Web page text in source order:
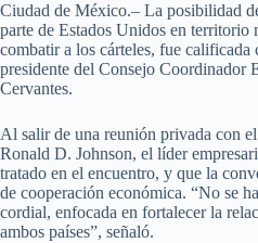
Ciudad de México.– La posibilidad
parte de Estados Unidos en territorio
combatir a los cárteles, fue calificada
presidente del Consejo Coordinador
Cervantes.
Al salir de una reunión privada con
Ronald D. Johnson, el líder
tratado en el encuentro, y que la
de cooperación económica. “No se
cordial, enfocada en fortalecer la
ambos países”, señaló.